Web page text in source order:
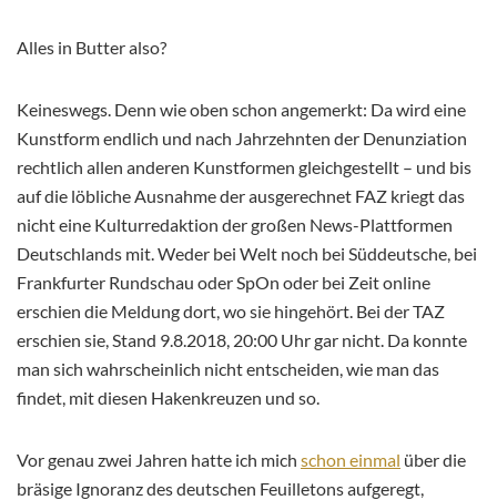
Alles in Butter also?
Keineswegs. Denn wie oben schon angemerkt: Da wird eine
Kunstform endlich und nach Jahrzehnten der Denunziation
rechtlich allen anderen Kunstformen gleichgestellt – und bis
auf die löbliche Ausnahme der ausgerechnet FAZ kriegt das
nicht eine Kulturredaktion der großen News-Plattformen
Deutschlands mit. Weder bei Welt noch bei Süddeutsche, bei
Frankfurter Rundschau oder SpOn oder bei Zeit online
erschien die Meldung dort, wo sie hingehört. Bei der TAZ
erschien sie, Stand 9.8.2018, 20:00 Uhr gar nicht. Da konnte
man sich wahrscheinlich nicht entscheiden, wie man das
findet, mit diesen Hakenkreuzen und so.
Vor genau zwei Jahren hatte ich mich schon einmal über die
bräsige Ignoranz des deutschen Feuilletons aufgeregt,